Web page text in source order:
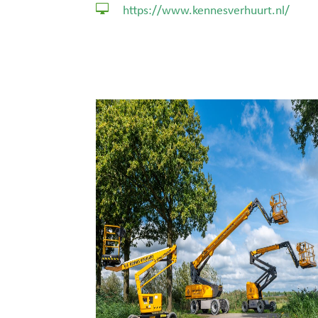
 https://www.kennesverhuurt.nl/